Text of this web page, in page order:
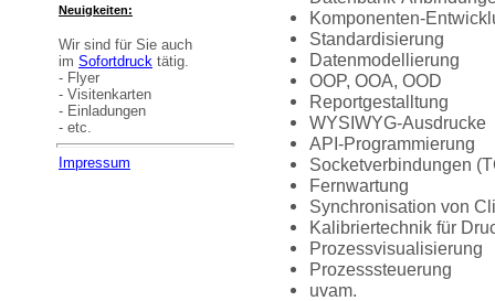
Neuigkeiten:
Wir sind für Sie auch
im Sofortdruck tätig.
- Flyer
- Visitenkarten
- Einladungen
- etc.
Impressum
Komponenten-
Standardisierung
Datenmodellierung
OOP, OOA, OOD
Reportgestalltung
WYSIWYG-Ausdrucke
API-Programmierung
Socketverbindungen
Fernwartung
Synchronisation von
Kalibriertechnik für
Prozessvisualisierung
Prozesssteuerung
uvam.